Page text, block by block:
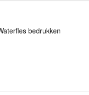
bedrukken